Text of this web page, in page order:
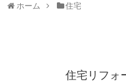
ホーム 住宅
住宅リフォ